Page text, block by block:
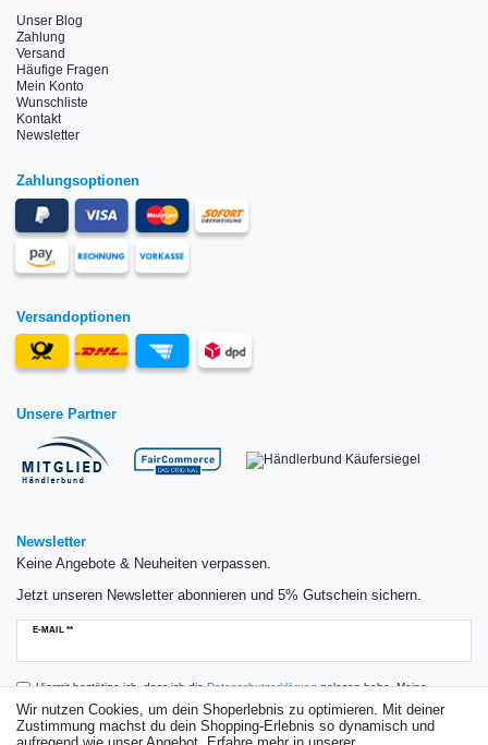
Unser Blog
Zahlung
Versand
Häufige Fragen
Mein Konto
Wunschliste
Kontakt
Newsletter
Zahlungsoptionen
Versandoptionen
Unsere Partner
Newsletter
Keine Angebote & Neuheiten verpassen.
Jetzt unseren Newsletter abonnieren und 5% Gutschein sichern.
E-MAIL **
Newsletter
Hiermit bestätige ich, dass ich dieDaten­schutz­erklärunggelesen habe. Meine
Einwilligung kann ich jederzeit widerrufen.**
Wir nutzen Cookies, um dein Shoperlebnis zu optimieren. Mit deiner
Zustimmung machst du dein Shopping-Erlebnis so dynamisch und